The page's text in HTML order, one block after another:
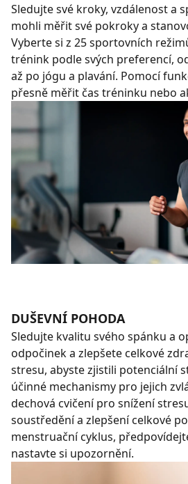
Sledujte své kroky, vzdálenost a
mohli měřit své pokroky a
Vyberte si z 25 sportovních
trénink podle svých preferencí,
až po jógu a plavání. Pomocí
přesně měřit čas tréninku nebo
DUŠEVNÍ POHODA
Sledujte kvalitu svého spánku a
odpočinek a zlepšete celkové
stresu, abyste zjistili potenciální
účinné mechanismy pro jejich
dechová cvičení pro snížení
soustředění a zlepšení celkové
menstruační cyklus,
nastavte si upozornění.